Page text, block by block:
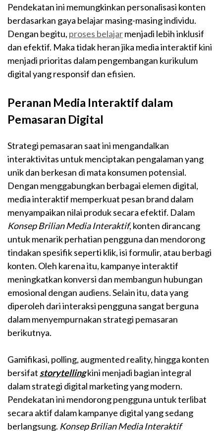
Pendekatan ini memungkinkan personalisasi konten
berdasarkan gaya belajar masing-masing individu.
Dengan begitu, proses belajarmenjadi lebih inklusif
dan efektif. Maka tidak heran jika media interaktif kini
menjadi prioritas dalam pengembangan kurikulum
digital yang responsif dan efisien.
Peranan Media Interaktif dalam
Pemasaran Digital
Strategi pemasaran saat ini mengandalkan
interaktivitas untuk menciptakan pengalaman yang
unik dan berkesan di mata konsumen potensial.
Dengan menggabungkan berbagai elemen digital,
media interaktif memperkuat pesan brand dalam
menyampaikan nilai produk secara efektif. Dalam
Konsep Brilian Media Interaktif, konten dirancang
untuk menarik perhatian pengguna dan mendorong
tindakan spesifik seperti klik, isi formulir, atau berbagi
konten. Oleh karena itu, kampanye interaktif
meningkatkan konversi dan membangun hubungan
emosional dengan audiens. Selain itu, data yang
diperoleh dari interaksi pengguna sangat berguna
dalam menyempurnakan strategi pemasaran
berikutnya.
Gamifikasi, polling, augmented reality, hingga konten
bersifat storytellingkini menjadi bagian integral
dalam strategi digital marketing yang modern.
Pendekatan ini mendorong pengguna untuk terlibat
secara aktif dalam kampanye digital yang sedang
berlangsung. Konsep Brilian Media Interaktif